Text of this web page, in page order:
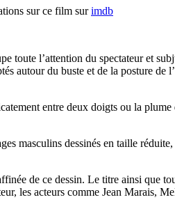
sur ce film surimdb
l’attention du spectateur et
autour du buste et de la posture de
entre deux doigts ou la
masculins dessinés en taille
de ce dessin. Le titre ainsi que
les acteurs comme Jean Marais,